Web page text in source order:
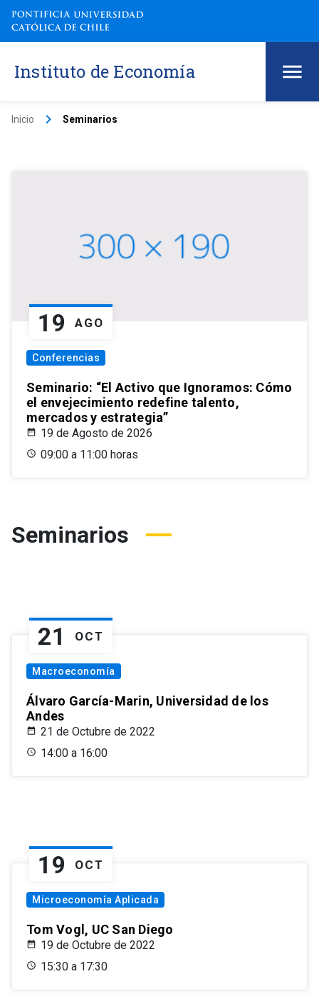
Instituto de Economía
Inicio keyboard_arrow_right Seminarios
19 AGO
Conferencias
Seminario: “El Activo que Ignoramos: Cómo
el envejecimiento redefine talento,
mercados y estrategia”
19 de Agosto de 2026
09:00 a 11:00 horas
Seminarios
21 OCT
Macroeconomía
Álvaro García-Marin, Universidad de los
Andes
21 de Octubre de 2022
14:00 a 16:00
19 OCT
Microeconomía Aplicada
Tom Vogl, UC San Diego
19 de Octubre de 2022
15:30 a 17:30